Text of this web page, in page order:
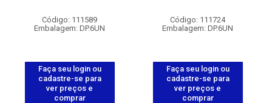
Código: 111589
Embalagem: DP.6UN
Faça seu login ou
cadastre-se para
ver preços e
comprar
Código: 111724
Embalagem: DP.6UN
Faça seu login ou
cadastre-se para
ver preços e
comprar